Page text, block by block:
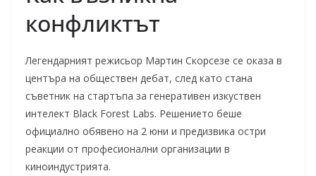
конфликтът
Легендарният режисьор Мартин Скорсезе се оказа в
центъра на обществен дебат, след като стана
съветник на стартъпа за генеративен изкуствен
интелект Black Forest Labs. Решението беше
официално обявено на 2 юни и предизвика остри
реакции от професионални организации в
киноиндустрията.